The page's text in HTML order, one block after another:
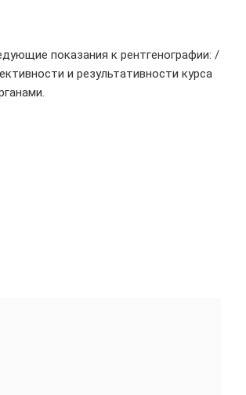
показания к рентгенографии: /
и результативности курса